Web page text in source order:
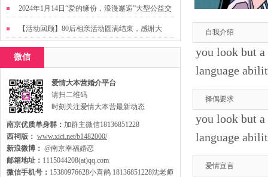
自我介绍
you look but
language
择偶要求
you look but
language
爱情宣言
友活动
2024年1月14日“爱的缘份，浪漫邂逅”大型公益交
友活动
【活动回顾】80后相亲活动圆满结束，感谢大
家，走出来才有机会扩大缘分哦~
微信
爱情大本营婚介平台
请扫二维码
时刻关注爱情大本营最新动态
南京优质单身群： 加群主微信18136851228
西祠版： www.xici.net/b1482000/
新浪微博： @南京幸福婚恋
邮箱地址： 1115044208(at)qq.com
微信手机号： 15380976628小喜鹊 18136851228沈老师